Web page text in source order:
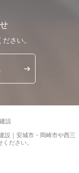
さい。
設
設｜安城市・岡崎市や西三
ください。